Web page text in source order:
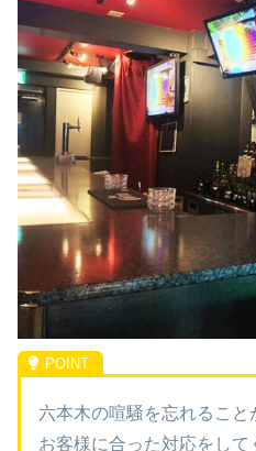
六本木の喧騒を忘れること
お客様に合った対応をし